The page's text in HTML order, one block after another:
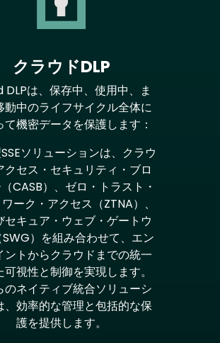
クラウドDLP
DLPは、保存中、使用中、ま
動中のライフサイクル全体に
て機密データを保護します：
ソリューションは、クラウ
クセス・セキュリティ・ブロ
CASB）、ゼロ・トラスト・
ーク・アクセス（ZTNA）、
セキュア・ウェブ・ゲートウ
SWG）を組み合わせて、エン
ントからクラウドまでの統一
可視性と制御を実現します。
のネイティブ統合ソリューシ
、効率的な管理と包括的な保
護を提供します。